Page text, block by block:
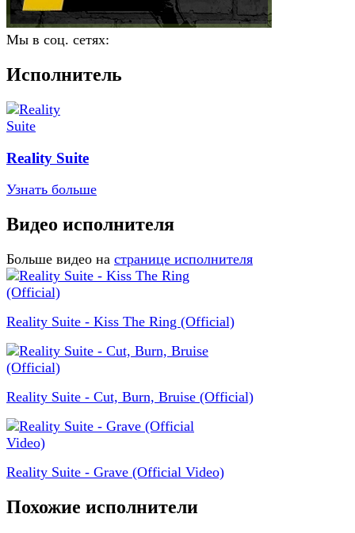
Мы в соц. сетях:
Исполнитель
Reality Suite
Узнать больше
Видео исполнителя
Больше видео на странице исполнителя
Reality Suite - Kiss The Ring (Official)
Reality Suite - Cut, Burn, Bruise (Official)
Reality Suite - Grave (Official Video)
Похожие исполнители